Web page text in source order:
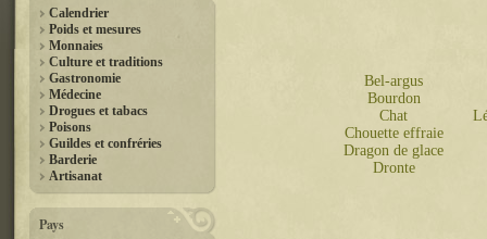
Calendrier
Poids et mesures
Monnaies
Culture et traditions
Gastronomie
Médecine
Drogues et tabacs
Poisons
Guildes et confréries
Barderie
Artisanat
Pays
Bel-argus
Bourdon
Chat
Chouette effraie
Dragon de glace
Dronte